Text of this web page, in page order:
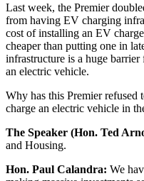
Last week, the Premier
from having EV charging
cost of installing an EV
cheaper than putting one in
infrastructure is a huge
an electric vehicle.
Why has this Premier refused
charge an electric vehicle in
The Speaker (Hon. Ted
and Housing.
Hon. Paul Calandra: We